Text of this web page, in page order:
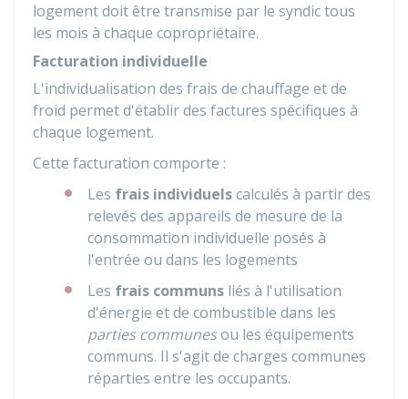
logement doit être transmise par le syndic tous
les mois à chaque copropriétaire.
Facturation individuelle
L'individualisation des frais de chauffage et de
froid permet d'établir des factures spécifiques à
chaque logement.
Cette facturation comporte :
Les frais individuelscalculés à partir des
relevés des appareils de mesure de la
consommation individuelle posés à
l'entrée ou dans les logements
Les frais communs liés à l'utilisation
d'énergie et de combustible dans les
parties communesou les équipements
communs. Il s'agit de charges communes
réparties entre les occupants.